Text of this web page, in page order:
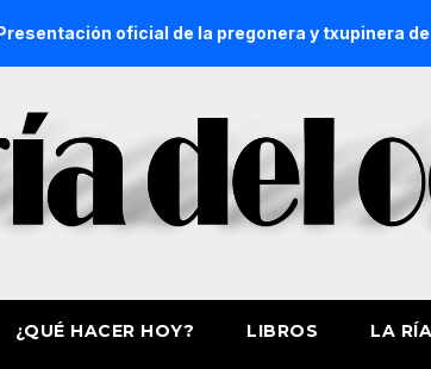
oficial de la pregonera y txupinera de Aste
¿QUÉ HACER HOY? LIBROS LA